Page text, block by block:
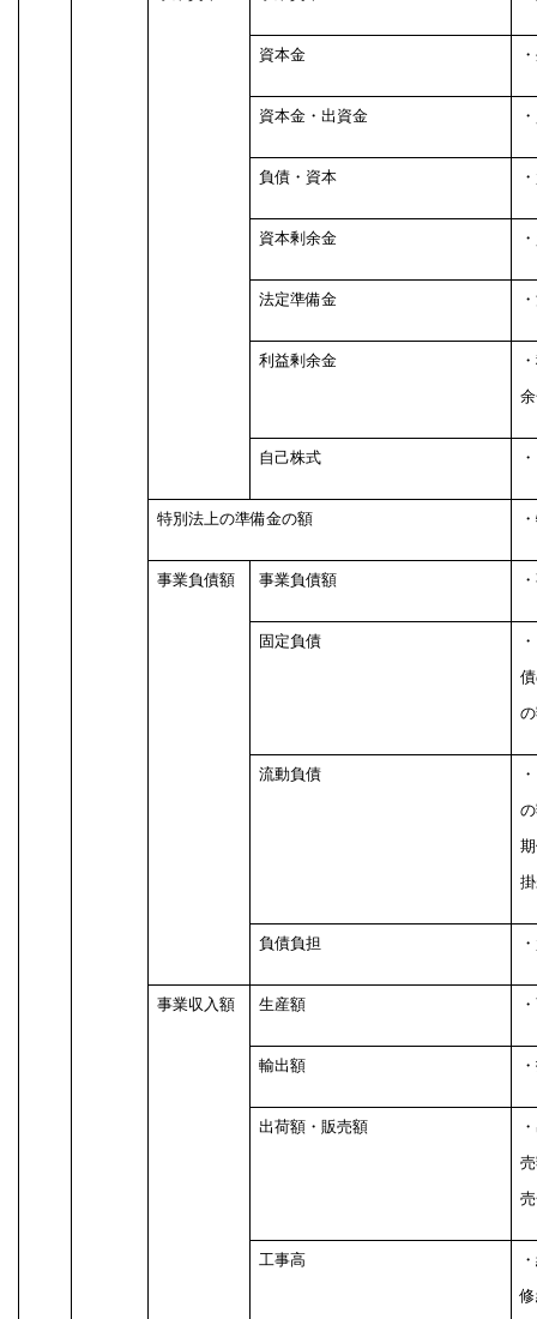
資本金
資本金・出資金
負債・資本
資本剰余金
法定準備金
利益剰余金
自己株式
特別法上の準備金の額
事業負債額 事業負債額
固定負債
流動負債
負債負担
事業収入額 生産額
輸出額
出荷額・販売額
工事高